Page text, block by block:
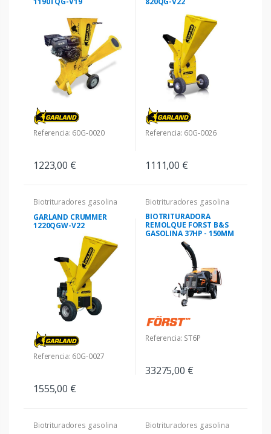
Referencia: 60G-0020
1223,00 €
Referencia: 60G-0026
1111,00 €
Biotrituradores gasolina
GARLAND CRUMMER
1220QGW-V22
Referencia: 60G-0027
1555,00 €
Biotrituradores gasolina
BIOTRITURADORA
REMOLQUE FORST B&S
GASOLINA 37HP - 150MM
Referencia: ST6P
33275,00 €
Biotrituradores gasolina
Biotrituradores gasolina